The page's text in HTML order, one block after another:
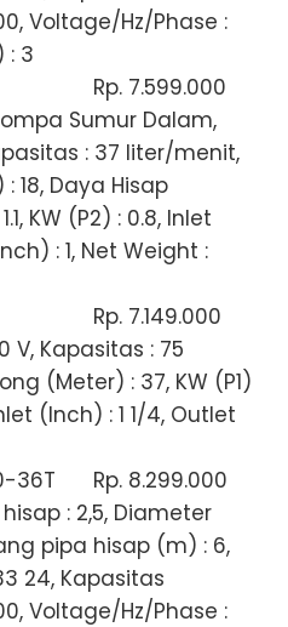
Voltage/Hz/Phase :
: 3
Rp. 7.599.000
Sumur Dalam,
: 37 liter/menit,
18, Daya Hisap
KW (P2) : 0.8, Inlet
: 1, Net Weight :
Rp. 7.149.000
V, Kapasitas : 75
(Meter) : 37, KW (P1)
(Inch) : 1 1/4, Outlet
36T
Rp. 8.299.000
: 2,5, Diameter
pipa hisap (m) : 6,
24, Kapasitas
Voltage/Hz/Phase :